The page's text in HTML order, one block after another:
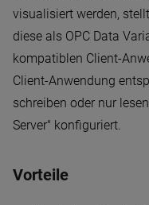
visualisiert werden,
diese als OPC Data
kompatiblen Client-
Client-Anwendung
schreiben oder nur
Server" konfiguriert.
Vorteile